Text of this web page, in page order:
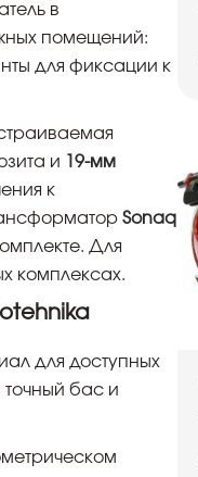
в
помещений:
для фиксации к
и
19-мм
к
Sonaq
Для
комплексах.
для доступных
точный бас и